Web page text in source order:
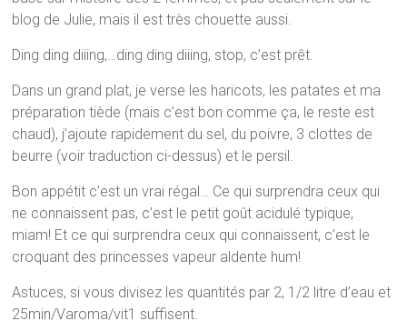
blog de Julie, mais il est très chouette aussi.
Ding ding diiing,…ding ding diiing, stop, c’est prêt.
Dans un grand plat, je verse les haricots, les patates et ma
préparation tiède (mais c’est bon comme ça, le reste est
chaud), j’ajoute rapidement du sel, du poivre, 3 clottes de
beurre (voir traduction ci-dessus) et le persil.
Bon appétit c’est un vrai régal… Ce qui surprendra ceux qui
ne connaissent pas, c’est le petit goût acidulé typique,
miam! Et ce qui surprendra ceux qui connaissent, c’est le
croquant des princesses vapeur aldente hum!
Astuces, si vous divisez les quantités par 2, 1/2 litre d’eau et
25min/Varoma/vit1 suffisent.